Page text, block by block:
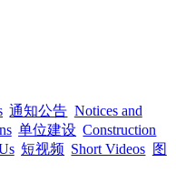
通知公告 Notices and
单位建设 Construction
短视频 Short Videos 图